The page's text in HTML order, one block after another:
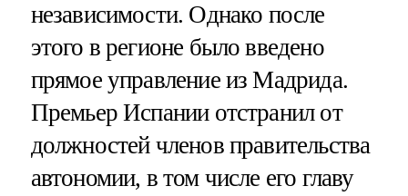
независимости. Однако после
этого в регионе было введено
прямое управление из Мадрида.
Премьер Испании отстранил от
должностей членов правительства
автономии, в том числе его главу